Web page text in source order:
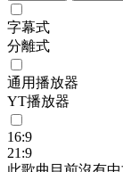
字幕式
分離式
通用播放器
YT播放器
16:9
21:9